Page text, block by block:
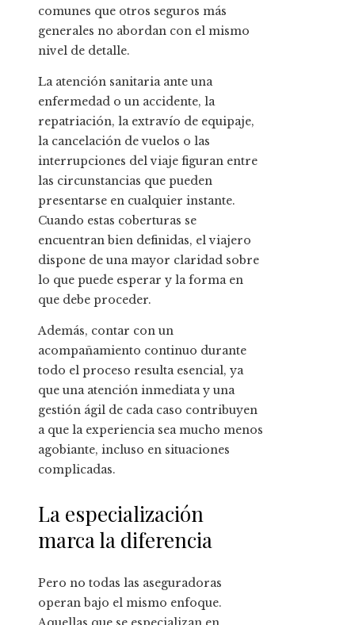
comunes que otros seguros más
generales no abordan con el mismo
nivel de detalle.
La atención sanitaria ante una
enfermedad o un accidente, la
repatriación, la extravío de equipaje,
la cancelación de vuelos o las
interrupciones del viaje figuran entre
las circunstancias que pueden
presentarse en cualquier instante.
Cuando estas coberturas se
encuentran bien definidas, el viajero
dispone de una mayor claridad sobre
lo que puede esperar y la forma en
que debe proceder.
Además, contar con un
acompañamiento continuo durante
todo el proceso resulta esencial, ya
que una atención inmediata y una
gestión ágil de cada caso contribuyen
a que la experiencia sea mucho menos
agobiante, incluso en situaciones
complicadas.
La especialización
marca la diferencia
Pero no todas las aseguradoras
operan bajo el mismo enfoque.